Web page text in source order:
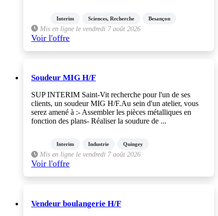
Interim Sciences, Recherche Besançon
Mis en ligne le vendredi 7 août 2026
Voir l'offre
Soudeur MIG H/F
SUP INTERIM Saint-Vit recherche pour l'un de ses
clients, un soudeur MIG H/F.Au sein d'un atelier, vous
serez amené à :- Assembler les pièces métalliques en
fonction des plans- Réaliser la soudure de ...
Interim Industrie Quingey
Mis en ligne le vendredi 7 août 2026
Voir l'offre
Vendeur boulangerie H/F